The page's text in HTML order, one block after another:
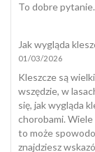
To dobre
Jak wygląda
01/03/2026
Kleszcze są
wszędzie, w
się, jak wygląda
chorobami. Wiele
to może
znajdziesz